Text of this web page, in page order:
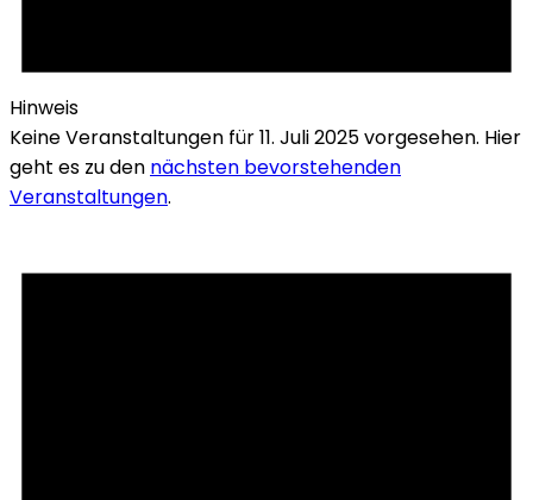
Hinweis
Keine Veranstaltungen für 11. Juli 2025 vorgesehen. Hier
geht es zu den nächsten bevorstehenden
Veranstaltungen.